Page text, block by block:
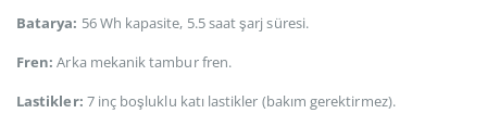
Batarya: 56 Wh kapasite, 5.5 saat şarj süresi.
Fren: Arka mekanik tambur fren.
Lastikler: 7 inç boşluklu katı lastikler (bakım gerektirmez).